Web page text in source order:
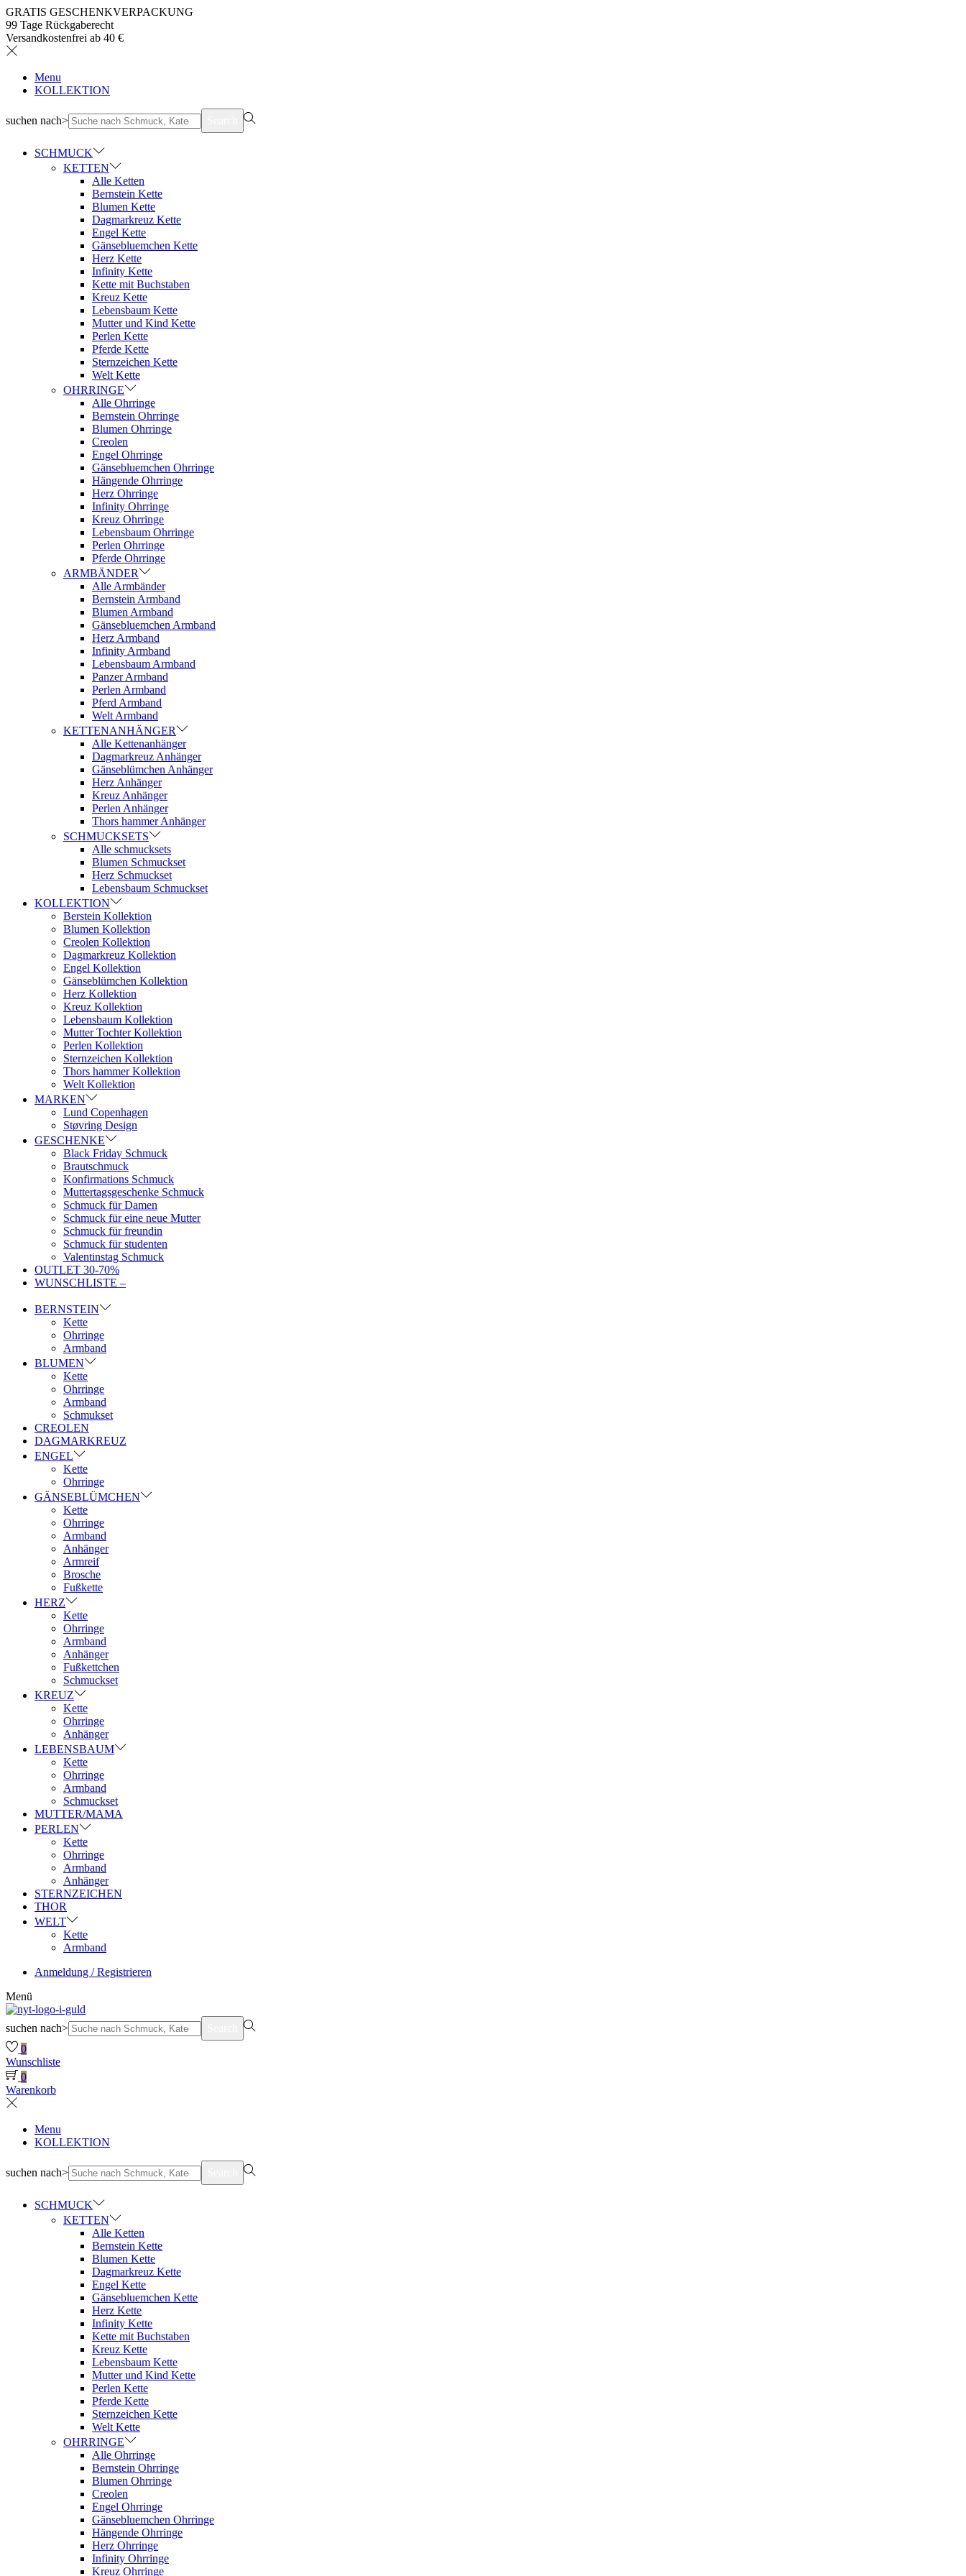
GRATIS GESCHENKVERPACKUNG
99 Tage Rückgaberecht
Versandkostenfrei ab 40 €
Menu
KOLLEKTION
suchen nach>
SCHMUCK
KETTEN
Alle Ketten
Bernstein Kette
Blumen Kette
Dagmarkreuz Kette
Engel Kette
Gänsebluemchen Kette
Herz Kette
Infinity Kette
Kette mit Buchstaben
Kreuz Kette
Lebensbaum Kette
Mutter und Kind Kette
Perlen Kette
Pferde Kette
Sternzeichen Kette
Welt Kette
OHRRINGE
Alle Ohrringe
Bernstein Ohrringe
Blumen Ohrringe
Creolen
Engel Ohrringe
Gänsebluemchen Ohrringe
Hängende Ohrringe
Herz Ohrringe
Infinity Ohrringe
Kreuz Ohrringe
Lebensbaum Ohrringe
Perlen Ohrringe
Pferde Ohrringe
ARMBÄNDER
Alle Armbänder
Bernstein Armband
Blumen Armband
Gänsebluemchen Armband
Herz Armband
Infinity Armband
Lebensbaum Armband
Panzer Armband
Perlen Armband
Pferd Armband
Welt Armband
KETTENANHÄNGER
Alle Kettenanhänger
Dagmarkreuz Anhänger
Gänseblümchen Anhänger
Herz Anhänger
Kreuz Anhänger
Perlen Anhänger
Thors hammer Anhänger
SCHMUCKSETS
Alle schmucksets
Blumen Schmuckset
Herz Schmuckset
Lebensbaum Schmuckset
KOLLEKTION
Berstein Kollektion
Blumen Kollektion
Creolen Kollektion
Dagmarkreuz Kollektion
Engel Kollektion
Gänseblümchen Kollektion
Herz Kollektion
Kreuz Kollektion
Lebensbaum Kollektion
Mutter Tochter Kollektion
Perlen Kollektion
Sternzeichen Kollektion
Thors hammer Kollektion
Welt Kollektion
MARKEN
Lund Copenhagen
Støvring Design
GESCHENKE
Black Friday Schmuck
Brautschmuck
Konfirmations Schmuck
Muttertagsgeschenke Schmuck
Schmuck für Damen
Schmuck für eine neue Mutter
Schmuck für freundin
Schmuck für studenten
Valentinstag Schmuck
OUTLET 30-70%
WUNSCHLISTE –
BERNSTEIN
Kette
Ohrringe
Armband
BLUMEN
Kette
Ohrringe
Armband
Schmukset
CREOLEN
DAGMARKREUZ
ENGEL
Kette
Ohrringe
GÄNSEBLÜMCHEN
Kette
Ohrringe
Armband
Anhänger
Armreif
Brosche
Fußkette
HERZ
Kette
Ohrringe
Armband
Anhänger
Fußkettchen
Schmuckset
KREUZ
Kette
Ohrringe
Anhänger
LEBENSBAUM
Kette
Ohrringe
Armband
Schmuckset
MUTTER/MAMA
PERLEN
Kette
Ohrringe
Armband
Anhänger
STERNZEICHEN
THOR
WELT
Kette
Armband
Anmeldung / Registrieren
Menü
suchen nach>
0
Wunschliste
0
Warenkorb
Menu
KOLLEKTION
suchen nach>
SCHMUCK
KETTEN
Alle Ketten
Bernstein Kette
Blumen Kette
Dagmarkreuz Kette
Engel Kette
Gänsebluemchen Kette
Herz Kette
Infinity Kette
Kette mit Buchstaben
Kreuz Kette
Lebensbaum Kette
Mutter und Kind Kette
Perlen Kette
Pferde Kette
Sternzeichen Kette
Welt Kette
OHRRINGE
Alle Ohrringe
Bernstein Ohrringe
Blumen Ohrringe
Creolen
Engel Ohrringe
Gänsebluemchen Ohrringe
Hängende Ohrringe
Herz Ohrringe
Infinity Ohrringe
Kreuz Ohrringe